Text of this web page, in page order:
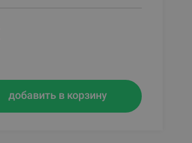
добавить в корзину